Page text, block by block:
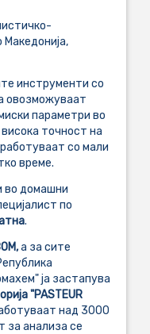
Македонија,
инструменти со
овозможуваат
параметри во
точност на
со мали
време.
во домашни
по
.
а за сите
ја застапува
"PASTEUR
над 3000
за анализа се